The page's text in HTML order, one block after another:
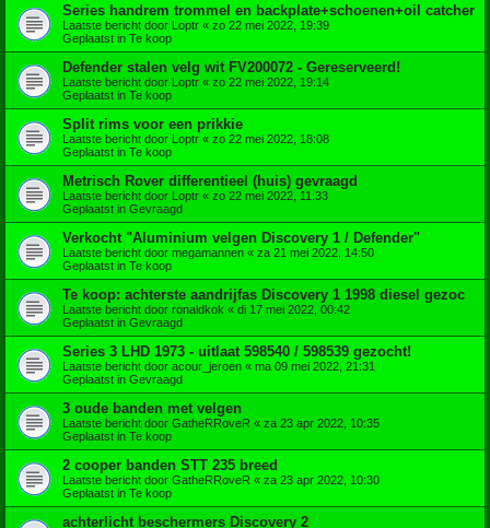
Series handrem trommel en backplate+schoenen+oil catcher
Laatste bericht door Loptr « zo 22 mei 2022, 19:39
Geplaatst in Te koop
Defender stalen velg wit FV200072 - Gereserveerd!
Laatste bericht door Loptr « zo 22 mei 2022, 19:14
Geplaatst in Te koop
Split rims voor een prikkie
Laatste bericht door Loptr « zo 22 mei 2022, 18:08
Geplaatst in Te koop
Metrisch Rover differentieel (huis) gevraagd
Laatste bericht door Loptr « zo 22 mei 2022, 11:33
Geplaatst in Gevraagd
Verkocht "Aluminium velgen Discovery 1 / Defender"
Laatste bericht door megamannen « za 21 mei 2022, 14:50
Geplaatst in Te koop
Te koop: achterste aandrijfas Discovery 1 1998 diesel gezoc
Laatste bericht door ronaldkok « di 17 mei 2022, 00:42
Geplaatst in Gevraagd
Series 3 LHD 1973 - uitlaat 598540 / 598539 gezocht!
Laatste bericht door acour_jeroen « ma 09 mei 2022, 21:31
Geplaatst in Gevraagd
3 oude banden met velgen
Laatste bericht door GatheRRoveR « za 23 apr 2022, 10:35
Geplaatst in Te koop
2 cooper banden STT 235 breed
Laatste bericht door GatheRRoveR « za 23 apr 2022, 10:30
Geplaatst in Te koop
achterlicht beschermers Discovery 2